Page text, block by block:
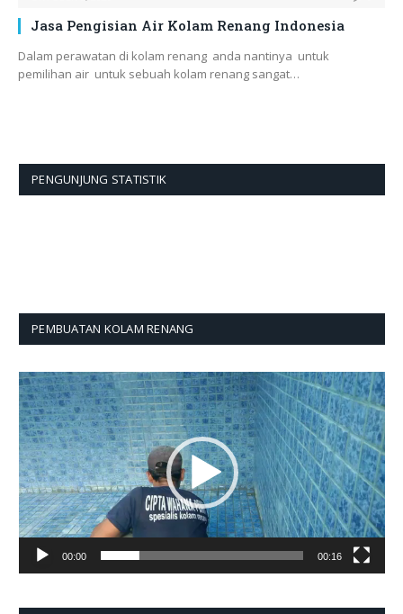
Jasa Pengisian Air Kolam Renang Indonesia
Dalam perawatan di kolam renang anda nantinya untuk
pemilihan air untuk sebuah kolam renang sangat…
PENGUNJUNG STATISTIK
PEMBUATAN KOLAM RENANG
Pemutar
Video
00:00 00:16